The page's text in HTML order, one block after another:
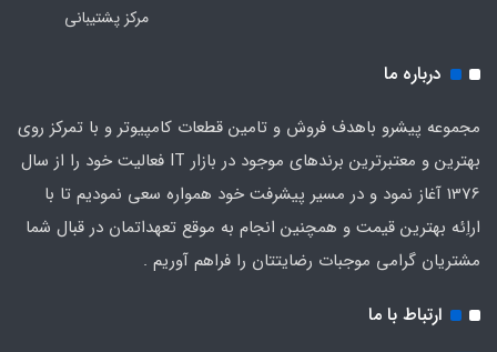
مرکز پشتیبانی
درباره ما
مجموعه پیشرو باهدف فروش و تامین قطعات کامپیوتر و با تمرکز روی
بهترین و معتبرترین برندهای موجود در بازار IT فعالیت خود را از سال
1376 آغاز نمود و در مسیر پیشرفت خود همواره سعی نمودیم تا با
اراِئه بهترین قیمت و همچنین انجام به موقع تعهداتمان در قبال شما
مشتریان گرامی موجبات رضایتتان را فراهم آوریم .
ارتباط با ما